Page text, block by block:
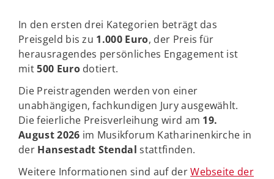
In den ersten drei Kategorien beträgt das
Preisgeld bis zu 1.000 Euro, der Preis für
herausragendes persönliches Engagement ist
mit500 Eurodotiert.
Die Preistragenden werden von einer
unabhängigen, fachkundigen Jury ausgewählt.
Die feierliche Preisverleihung wird am 19.
August 2026 im Musikforum Katharinenkirche in
der Hansestadt Stendalstattfinden.
Weitere Informationen sind auf derWebseite der